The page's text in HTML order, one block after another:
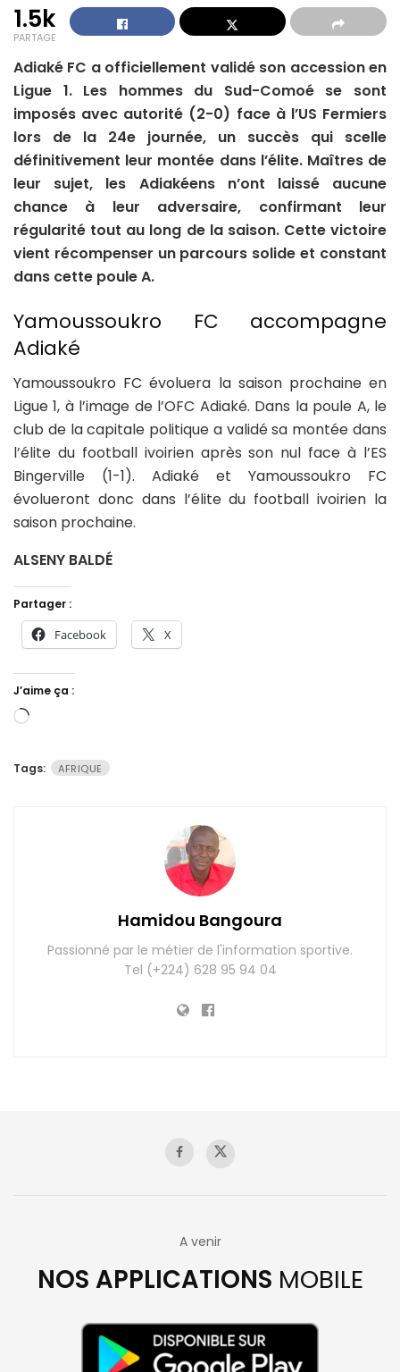
1.5k
PARTAGE
Adiaké FC a officiellement validé son accession en
Ligue 1. Les hommes du Sud-Comoé se sont
imposés avec autorité (2-0) face à l’US Fermiers
lors de la 24e journée, un succès qui scelle
définitivement leur montée dans l’élite. Maîtres de
leur sujet, les Adiakéens n’ont laissé aucune
chance à leur adversaire, confirmant leur
régularité tout au long de la saison. Cette victoire
vient récompenser un parcours solide et constant
dans cette poule A.
Yamoussoukro FC accompagne
Adiaké
Yamoussoukro FC évoluera la saison prochaine en
Ligue 1, à l’image de l’OFC Adiaké. Dans la poule A, le
club de la capitale politique a validé sa montée dans
l’élite du football ivoirien après son nul face à l’ES
Bingerville (1-1). Adiaké et Yamoussoukro FC
évolueront donc dans l’élite du football ivoirien la
saison prochaine.
ALSENY BALDÉ
Partager :
Facebook X
J’aime ça :
Chargement…
Tags: AFRIQUE
Hamidou Bangoura
Passionné par le métier de l'information sportive.
Tel (+224) 628 95 94 04
A venir
NOS APPLICATIONS MOBILE